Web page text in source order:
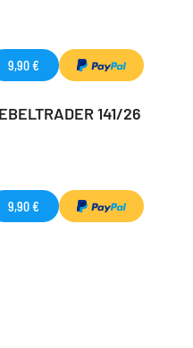
9,90 €
141/26
9,90 €